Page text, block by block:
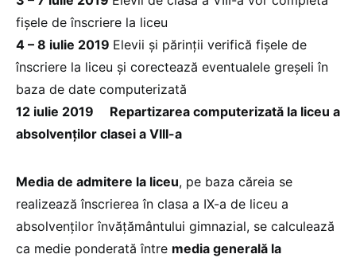
fişele de înscriere la liceu
4 – 8 iulie 2019 Elevii și părinții verifică fişele de
înscriere la liceu și corectează eventualele greşeli în
baza de date computerizată
12 iulie 2019 Repartizarea computerizată la liceu a
absolvenţilor clasei a VIII-a
Media de admitere la liceu, pe baza căreia se
realizează înscrierea în clasa a IX-a de liceu a
absolvenților învățământului gimnazial, se calculează
ca medie ponderată între media generală la